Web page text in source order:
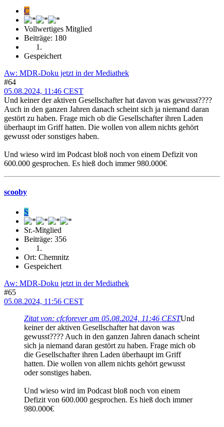
C
Vollwertiges Mitglied
Beiträge: 180
Gespeichert
Aw: MDR-Doku jetzt in der Mediathek
#64
05.08.2024, 11:46 CEST
Und keiner der aktiven Gesellschafter hat davon was gewusst????
Auch in den ganzen Jahren danach scheint sich ja niemand daran
gestört zu haben. Frage mich ob die Gesellschafter ihren Laden
überhaupt im Griff hatten. Die wollen von allem nichts gehört
gewusst oder sonstiges haben.
Und wieso wird im Podcast bloß noch von einem Defizit von
600.000 gesprochen. Es hieß doch immer 980.000€
scooby
S
Sr.-Mitglied
Beiträge: 356
Ort: Chemnitz
Gespeichert
Aw: MDR-Doku jetzt in der Mediathek
#65
05.08.2024, 11:56 CEST
Zitat von: cfcforever am 05.08.2024, 11:46 CESTUnd
keiner der aktiven Gesellschafter hat davon was
gewusst???? Auch in den ganzen Jahren danach scheint
sich ja niemand daran gestört zu haben. Frage mich ob
die Gesellschafter ihren Laden überhaupt im Griff
hatten. Die wollen von allem nichts gehört gewusst
oder sonstiges haben.
Und wieso wird im Podcast bloß noch von einem
Defizit von 600.000 gesprochen. Es hieß doch immer
980.000€